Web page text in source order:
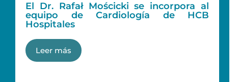
El Dr. Rafał Mościcki se incorpora al
equipo de Cardiología de HCB
Hospitales
Leer más